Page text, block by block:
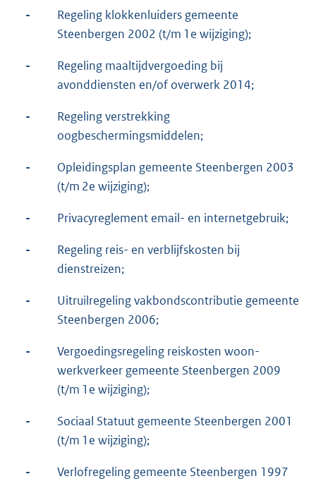
-
Regeling klokkenluiders gemeente
Steenbergen 2002 (t/m 1e wijziging);
-
Regeling maaltijdvergoeding bij
avonddiensten en/of overwerk 2014;
-
Regeling verstrekking
oogbeschermingsmiddelen;
-
Opleidingsplan gemeente Steenbergen 2003
(t/m 2e wijziging);
- Privacyreglement email- en internetgebruik;
-
Regeling reis- en verblijfskosten bij
dienstreizen;
-
Uitruilregeling vakbondscontributie gemeente
Steenbergen 2006;
-
Vergoedingsregeling reiskosten woon-
werkverkeer gemeente Steenbergen 2009
(t/m 1e wijziging);
-
Sociaal Statuut gemeente Steenbergen 2001
(t/m 1e wijziging);
-
Verlofregeling gemeente Steenbergen 1997